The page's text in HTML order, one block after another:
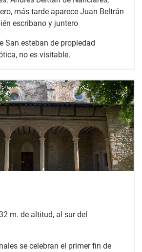
más tarde aparece Juan Beltrán
escribano y juntero
San esteban de propiedad
no es visitable.
m. de altitud, al sur del
se celebran el primer fin de